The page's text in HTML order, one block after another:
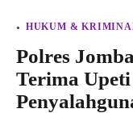
HUKUM &
Polres
Terima